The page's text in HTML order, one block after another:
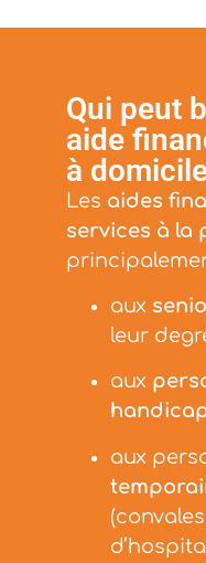
Qui peut
aide
à
Les aides
services à la
aux
leur
aux
aux